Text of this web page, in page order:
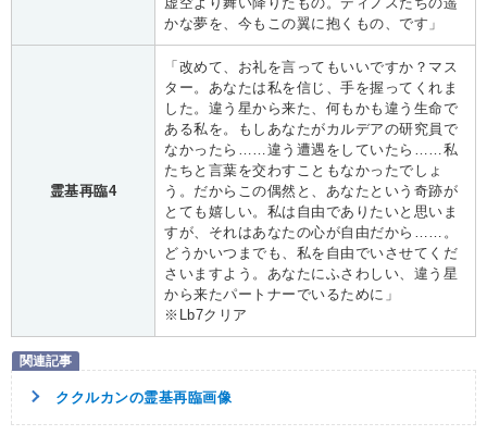
かな夢を、今もこの翼に抱くもの、です」
霊基再臨4
「改めて、お礼を言ってもいいですか？マス
ター。あなたは私を信じ、手を握ってくれま
した。違う星から来た、何もかも違う生命で
ある私を。もしあなたがカルデアの研究員で
なかったら……違う遭遇をしていたら……私
たちと言葉を交わすこともなかったでしょ
う。だからこの偶然と、あなたという奇跡が
とても嬉しい。私は自由でありたいと思いま
すが、それはあなたの心が自由だから……。
どうかいつまでも、私を自由でいさせてくだ
さいますよう。あなたにふさわしい、違う星
から来たパートナーでいるために」
※Lb7クリア
ククルカンの霊基再臨画像